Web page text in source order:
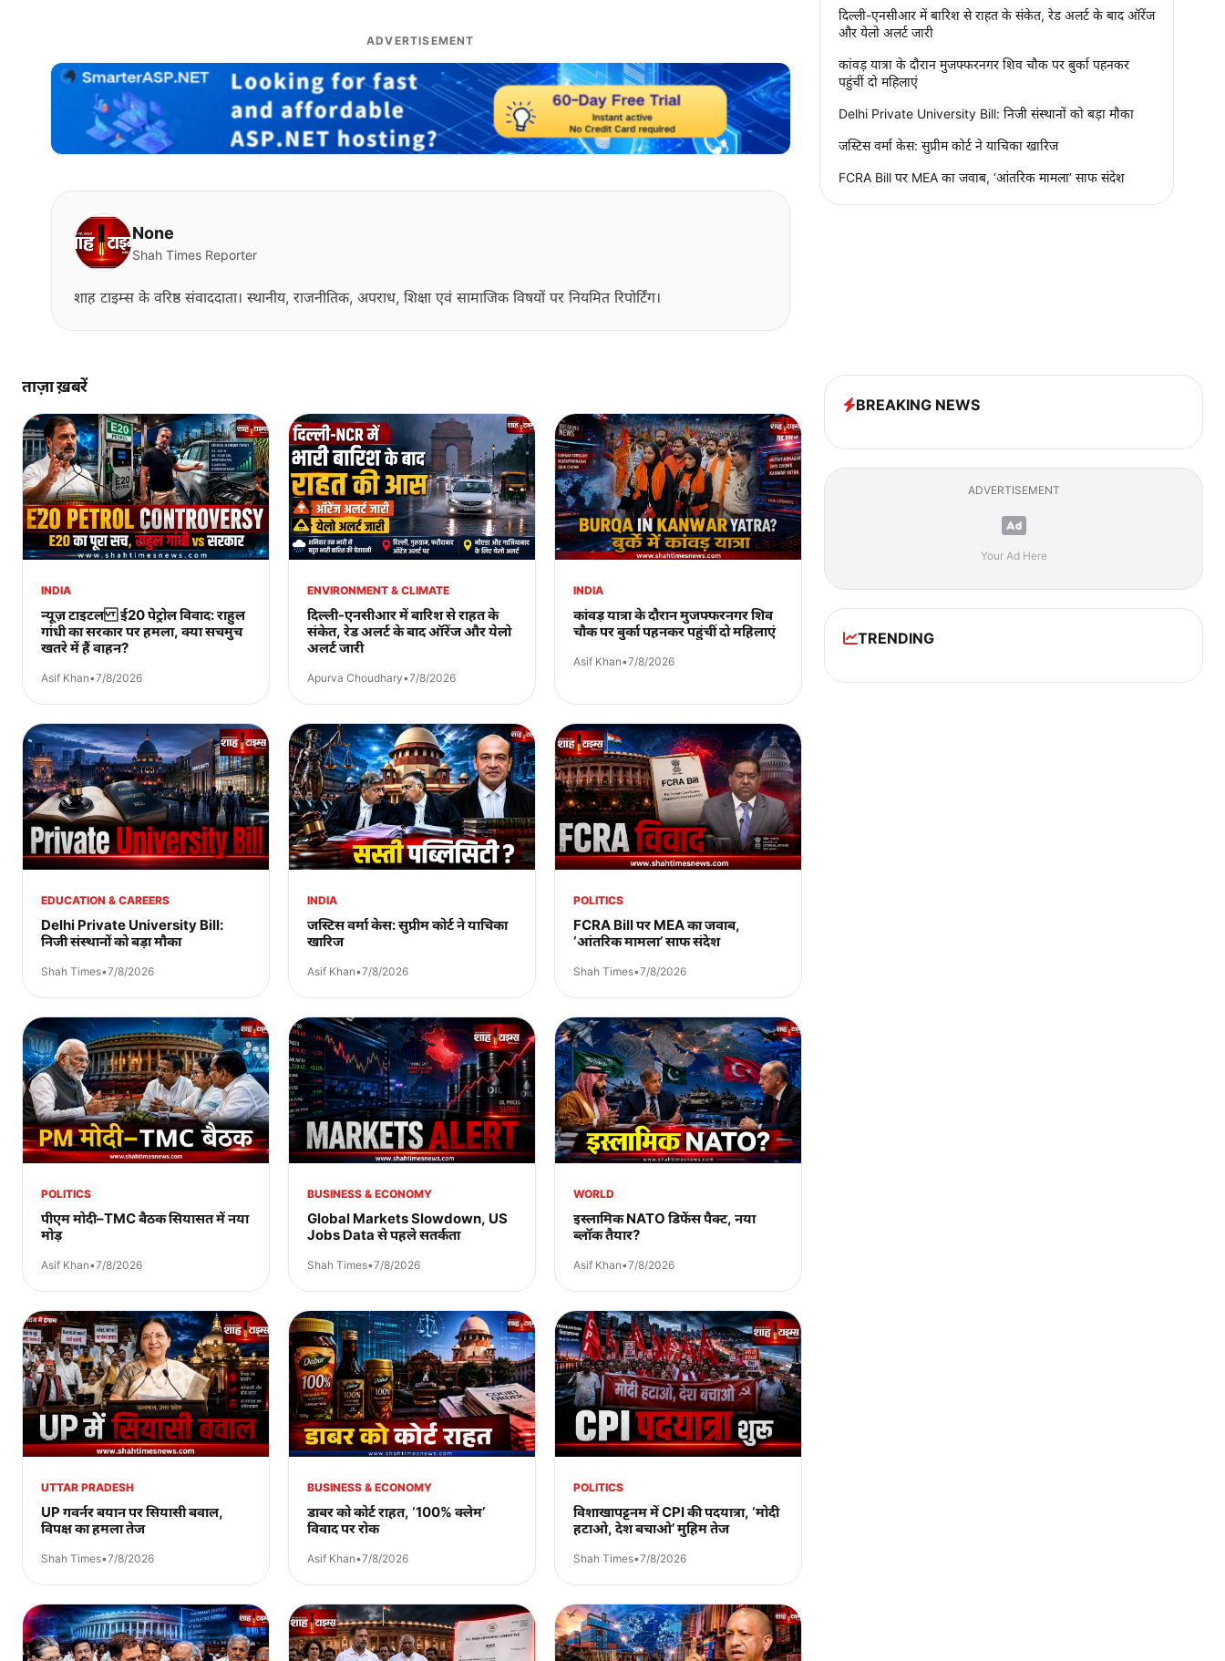
ADVERTISEMENT
None
Shah Times Reporter
शाह टाइम्स के वरिष्ठ संवाददाता। स्थानीय, राजनीतिक, अपराध, शिक्षा एवं सामाजिक विषयों पर नियमित रिपोर्टिंग।
दिल्ली-एनसीआर में बारिश से राहत के संकेत, रेड अलर्ट के बाद ऑरेंज
और येलो अलर्ट जारी
कांवड़ यात्रा के दौरान मुजफ्फरनगर शिव चौक पर बुर्का पहनकर
पहुंचीं दो महिलाएं
Delhi Private University Bill: निजी संस्थानों को बड़ा मौका
जस्टिस वर्मा केस: सुप्रीम कोर्ट ने याचिका खारिज
FCRA Bill पर MEA का जवाब, ‘आंतरिक मामला’ साफ संदेश
ताज़ा ख़बरें
INDIA
न्यूज़ टाइटल ई20 पेट्रोल विवाद: राहुल
गांधी का सरकार पर हमला, क्या सचमुच
खतरे में हैं वाहन?
Asif Khan•7/8/2026
ENVIRONMENT & CLIMATE
दिल्ली-एनसीआर में बारिश से राहत के
संकेत, रेड अलर्ट के बाद ऑरेंज और येलो
अलर्ट जारी
Apurva Choudhary•7/8/2026
INDIA
कांवड़ यात्रा के दौरान मुजफ्फरनगर शिव
चौक पर बुर्का पहनकर पहुंचीं दो महिलाएं
Asif Khan•7/8/2026
EDUCATION & CAREERS
Delhi Private University Bill:
निजी संस्थानों को बड़ा मौका
Shah Times•7/8/2026
INDIA
जस्टिस वर्मा केस: सुप्रीम कोर्ट ने याचिका
खारिज
Asif Khan•7/8/2026
POLITICS
FCRA Bill पर MEA का जवाब,
‘आंतरिक मामला’ साफ संदेश
Shah Times•7/8/2026
POLITICS
पीएम मोदी–TMC बैठक सियासत में नया
मोड़
Asif Khan•7/8/2026
BUSINESS & ECONOMY
Global Markets Slowdown, US
Jobs Data से पहले सतर्कता
Shah Times•7/8/2026
WORLD
इस्लामिक NATO डिफेंस पैक्ट, नया
ब्लॉक तैयार?
Asif Khan•7/8/2026
UTTAR PRADESH
UP गवर्नर बयान पर सियासी बवाल,
विपक्ष का हमला तेज
Shah Times•7/8/2026
BUSINESS & ECONOMY
डाबर को कोर्ट राहत, ‘100% क्लेम’
विवाद पर रोक
Asif Khan•7/8/2026
POLITICS
विशाखापट्टनम में CPI की पदयात्रा, ‘मोदी
हटाओ, देश बचाओ’ मुहिम तेज
Shah Times•7/8/2026
BREAKING NEWS
ADVERTISEMENT
Your Ad Here
TRENDING